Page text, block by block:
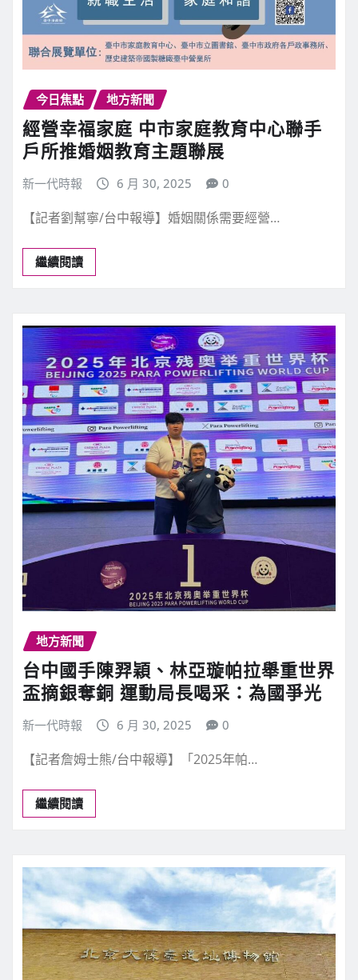
今日焦點 地方新聞
經營幸福家庭 中市家庭教育中心聯手
戶所推婚姻教育主題聯展
新一代時報 6 月 30, 2025 0
【記者劉幫寧/台中報導】婚姻關係需要經營…
繼續閱讀
地方新聞
台中國手陳羿穎、林亞璇帕拉舉重世界
盃摘銀奪銅 運動局長喝采：為國爭光
新一代時報 6 月 30, 2025 0
【記者詹姆士熊/台中報導】「2025年帕…
繼續閱讀